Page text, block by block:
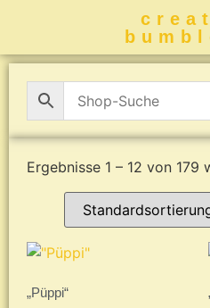
Ergebnisse 1 – 12 von 179
„Püppi“